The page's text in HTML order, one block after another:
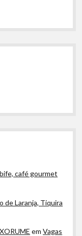
café gourmet
de Laranja, Tiquira
emVagas